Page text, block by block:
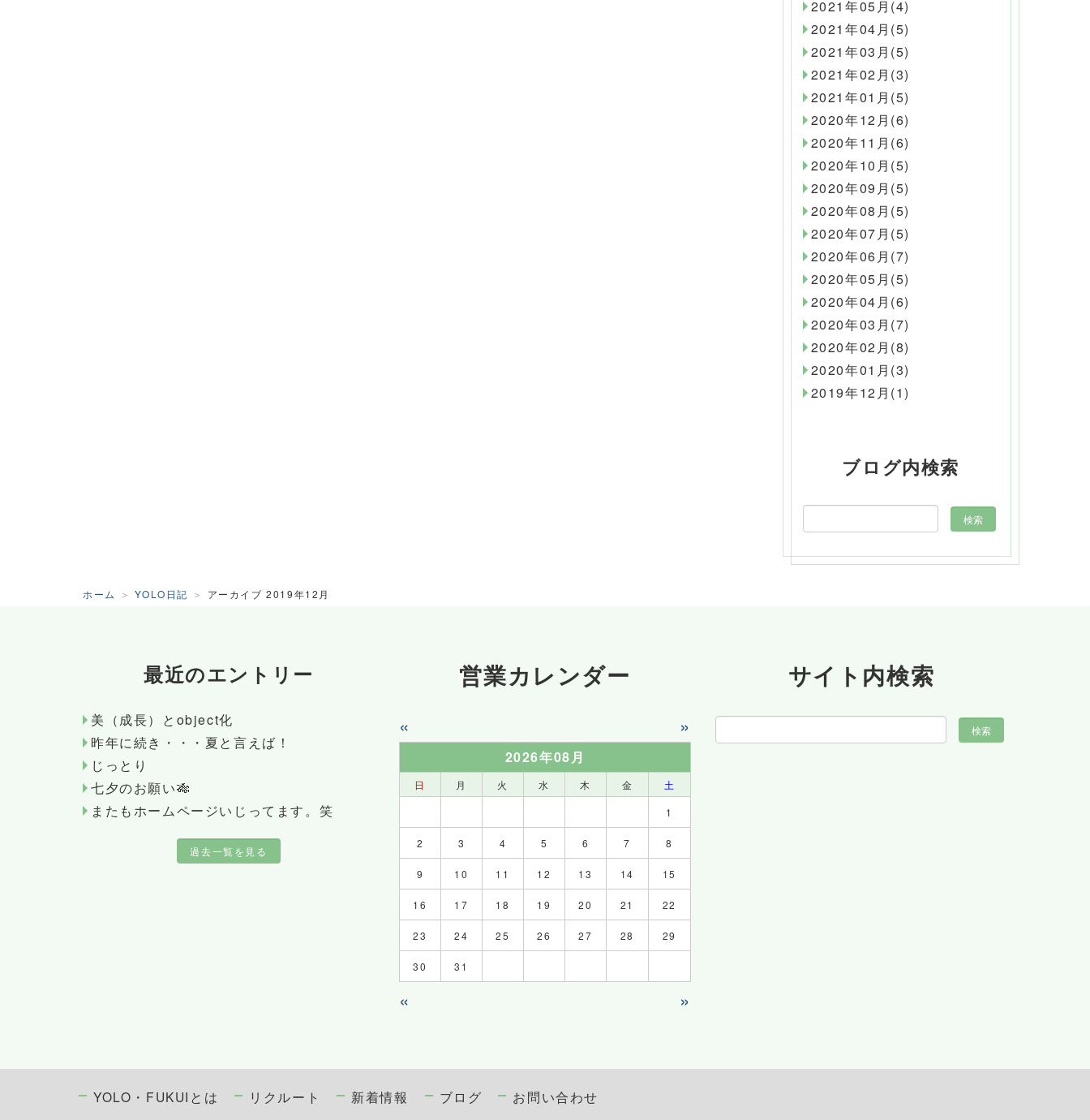
2021年05月(4)
2021年04月(5)
2021年03月(5)
2021年02月(3)
2021年01月(5)
2020年12月(6)
2020年11月(6)
2020年10月(5)
2020年09月(5)
2020年08月(5)
2020年07月(5)
2020年06月(7)
2020年05月(5)
2020年04月(6)
2020年03月(7)
2020年02月(8)
2020年01月(3)
2019年12月(1)
ブログ内検索
ホーム YOLO日記 アーカイブ 2019年12月
最近のエントリー
美（成長）とobject化
昨年に続き・・・夏と言えば！
じっとり
七夕のお願い🎋
またもホームページいじってます。笑
過去一覧を見る
営業カレンダー
« »
2026年08月
日 月 火 水 木 金
土
1
2 3 4 5 6 7 8
9 10 11 12 13 14 15
16 17 18 19 20 21 22
23 24 25 26 27 28 29
30 31
« »
サイト内検索
YOLO・FUKUIとは リクルート 新着情報 ブログ お問い合わせ